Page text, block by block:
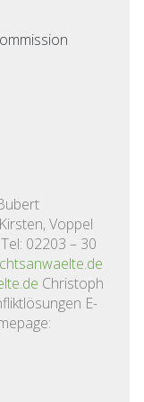
Voppel
02203 – 30
Christoph
E-